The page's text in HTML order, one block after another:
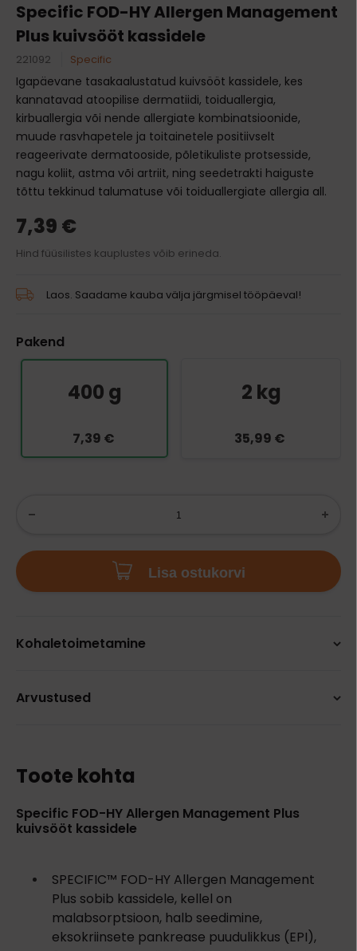
Specific FOD-HY Allergen Management
Plus kuivsööt kassidele
221092 Specific
Igapäevane tasakaalustatud kuivsööt kassidele, kes
kannatavad atoopilise dermatiidi, toiduallergia,
kirbuallergia või nende allergiate kombinatsioonide,
muude rasvhapetele ja toitainetele positiivselt
reageerivate dermatooside, põletikuliste protsesside,
nagu koliit, astma või artriit, ning seedetrakti haiguste
tõttu tekkinud talumatuse või toiduallergiate allergia all.
7,39 €
Hind füüsilistes kauplustes võib erineda.
Laos. Saadame kauba välja järgmisel tööpäeval!
Pakend
400 g
7,39 €
2 kg
35,99 €
Lisa ostukorvi
Kohaletoimetamine
Arvustused
Toote kohta
Specific FOD-HY Allergen Management Plus
kuivsööt kassidele
SPECIFIC™ FOD-HY Allergen Management
Plus sobib kassidele, kellel on
malabsorptsioon, halb seedimine,
eksokriinsete pankrease puudulikkus (EPI),